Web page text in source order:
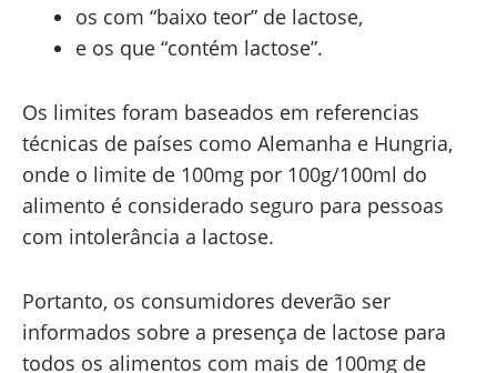
os com “baixo teor” de lactose,
e os que “contém lactose”.
Os limites foram baseados em referencias
técnicas de países como Alemanha e Hungria,
onde o limite de 100mg por 100g/100ml do
alimento é considerado seguro para pessoas
com intolerância a lactose.
Portanto, os consumidores deverão ser
informados sobre a presença de lactose para
todos os alimentos com mais de 100mg de